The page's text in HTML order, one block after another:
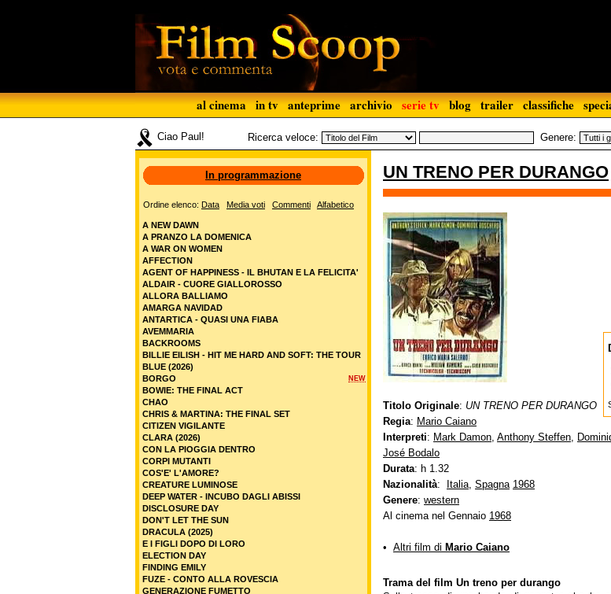
al cinema in tv anteprime archivio serie tv blog trailer classifiche
Ciao Paul! Ricerca veloce: Genere:
UN TRENO PER DURANGO
Titolo Originale: UN TRENO PER DURANGO
Regia: Mario Caiano
Interpreti: Mark Damon, Anthony Steffen,
José Bodalo
Durata: h 1.32
Nazionalità: Italia, Spagna 1968
Genere: western
Al cinema nel Gennaio 1968
• Altri film di Mario Caiano
Trama del film Un treno per durango
In programmazione
Ordine elenco: Data Media voti Commenti Alfabetico
A NEW DAWN
A PRANZO LA DOMENICA
A WAR ON WOMEN
AFFECTION
AGENT OF HAPPINESS - IL BHUTAN E LA FELICITA'
ALDAIR - CUORE GIALLOROSSO
ALLORA BALLIAMO
AMARGA NAVIDAD
ANTARTICA - QUASI UNA FIABA
AVEMMARIA
BACKROOMS
BILLIE EILISH - HIT ME HARD AND SOFT: THE TOUR
BLUE (2026)
NEW
BORGO
BOWIE: THE FINAL ACT
CHAO
CHRIS & MARTINA: THE FINAL SET
CITIZEN VIGILANTE
CLARA (2026)
CON LA PIOGGIA DENTRO
CORPI MUTANTI
COS'E' L'AMORE?
CREATURE LUMINOSE
DEEP WATER - INCUBO DAGLI ABISSI
DISCLOSURE DAY
DON'T LET THE SUN
DRACULA (2025)
E I FIGLI DOPO DI LORO
ELECTION DAY
FINDING EMILY
FUZE - CONTO ALLA ROVESCIA
GENERAZIONE FUMETTO